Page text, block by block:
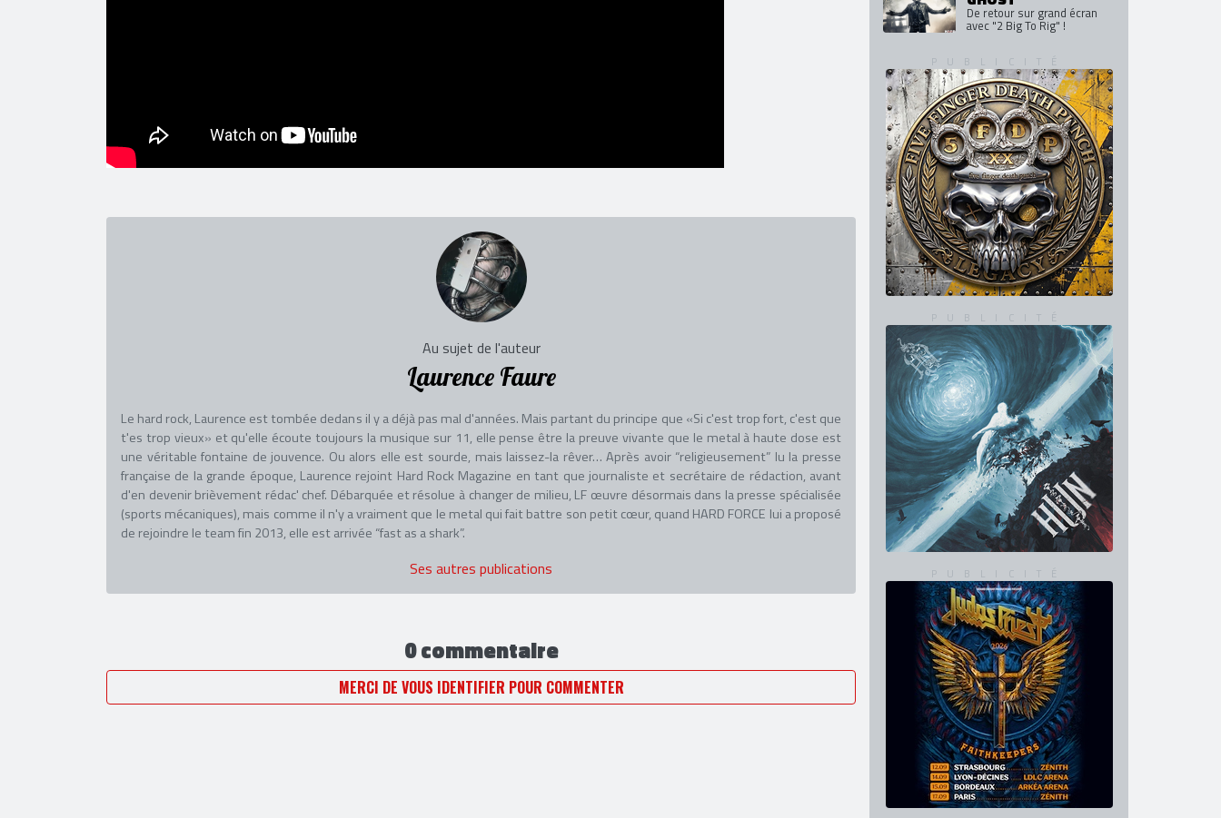
Au sujet de l'auteur
Laurence Faure
Le hard rock, Laurence est tombée dedans il y a déjà pas mal d'années. Mais partant du principe que «Si c'est trop fort, c'est que
t'es trop vieux» et qu'elle écoute toujours la musique sur 11, elle pense être la preuve vivante que le metal à haute dose est
une véritable fontaine de jouvence. Ou alors elle est sourde, mais laissez-la rêver… Après avoir “religieusement” lu la presse
française de la grande époque, Laurence rejoint Hard Rock Magazine en tant que journaliste et secrétaire de rédaction, avant
d'en devenir brièvement rédac' chef. Débarquée et résolue à changer de milieu, LF œuvre désormais dans la presse spécialisée
(sports mécaniques), mais comme il n'y a vraiment que le metal qui fait battre son petit cœur, quand HARD FORCE lui a proposé
de rejoindre le team fin 2013, elle est arrivée “fast as a shark”.
Ses autres publications
0 commentaire
MERCI DE VOUS IDENTIFIER POUR COMMENTER
De retour sur grand écran
avec "2 Big To Rig" !